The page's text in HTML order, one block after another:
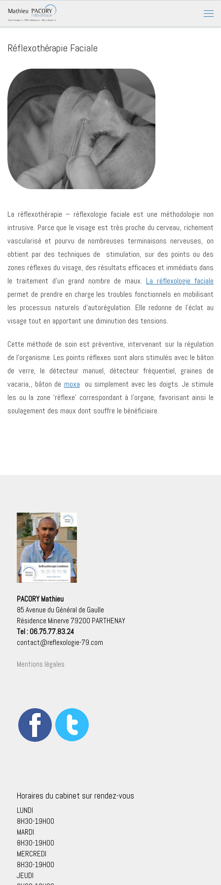
Réflexothérapie Faciale
La réflexothérapie – réflexologie faciale est une méthodologie non
intrusive. Parce que le visage est très proche du cerveau, richement
vascularisé et pourvu de nombreuses terminaisons nerveuses, on
obtient par des techniques de stimulation, sur des points ou des
zones réflexes du visage, des résultats efficaces et immédiats dans
le traitement d’un grand nombre de maux. La réflexologie faciale
permet de prendre en charge les troubles fonctionnels en mobilisant
les processus naturels d’autorégulation. Elle redonne de l’éclat au
visage tout en apportant une diminution des tensions.
Cette méthode de soin est préventive, intervenant sur la régulation
de l’organisme. Les points réflexes sont alors stimulés avec le bâton
de verre, le détecteur manuel, détecteur fréquentiel, graines de
vacaria,, bâton de moxa ou simplement avec les doigts. Je stimule
les ou la zone ‘réflexe’ correspondant à l’organe, favorisant ainsi le
soulagement des maux dont souffre le bénéficiaire.
PACORY Mathieu
85 Avenue du Général de Gaulle
Résidence Minerve 79200 PARTHENAY
Tel : 06.75.77.83.24
contact@reflexologie-79.com
Mentions légales
Horaires du cabinet sur rendez-vous
LUNDI
8H30-19H00
MARDI
8H30-19H00
MERCREDI
8H30-19H00
JEUDI